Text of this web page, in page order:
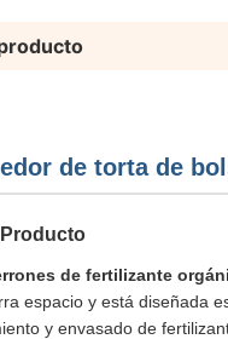
de torta de
de fertilizante
espacio y está diseñada
y envasado de